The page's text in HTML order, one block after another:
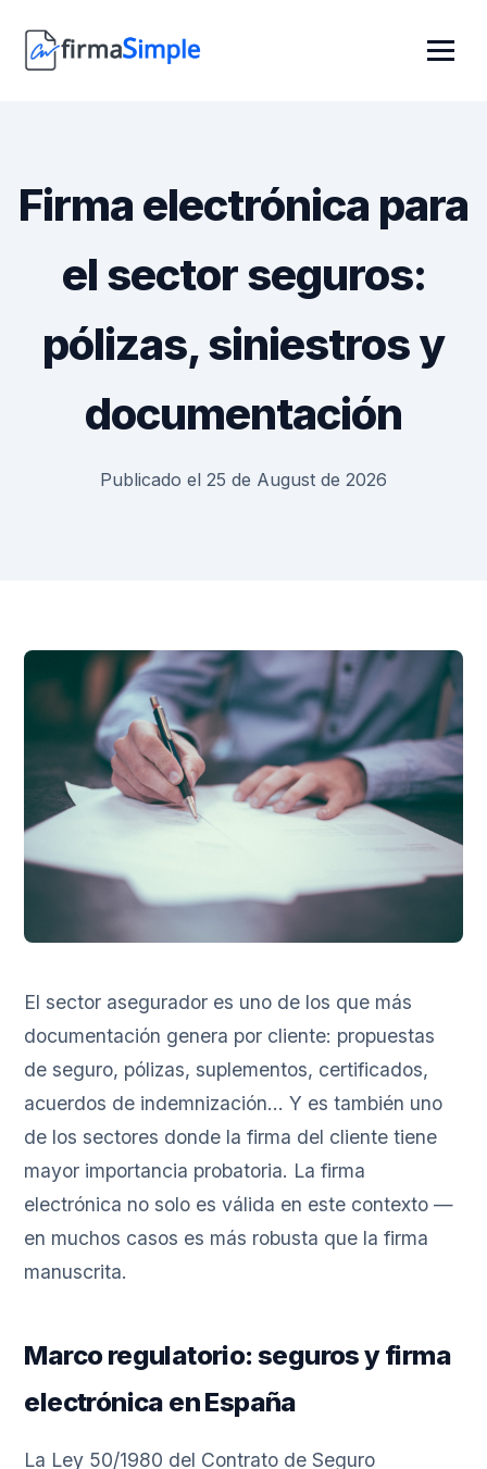
Firma electrónica para
el sector seguros:
pólizas, siniestros y
documentación
Publicado el 25 de August de 2026
El sector asegurador es uno de los que más
documentación genera por cliente: propuestas
de seguro, pólizas, suplementos, certificados,
acuerdos de indemnización... Y es también uno
de los sectores donde la firma del cliente tiene
mayor importancia probatoria. La firma
electrónica no solo es válida en este contexto —
en muchos casos es más robusta que la firma
manuscrita.
Marco regulatorio: seguros y firma
electrónica en España
La Ley 50/1980 del Contrato de Seguro